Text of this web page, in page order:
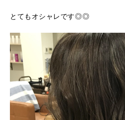
とてもオシャレです◎◎